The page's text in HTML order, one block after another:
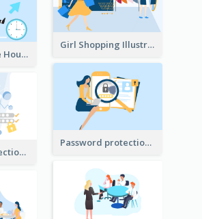
Girl Shopping Illustration
The Productive Hours
Password protection Illustration 2
Password protection Illustration